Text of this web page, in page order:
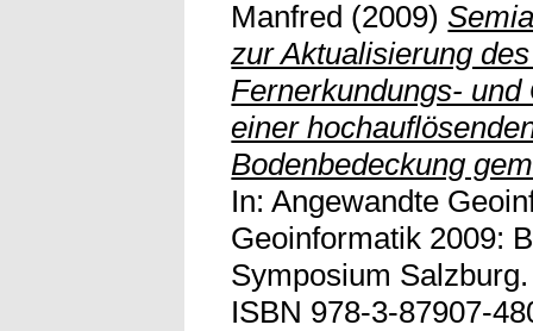
Manfred (2009)
zur Aktualisierung
Fernerkundungs-
einer
Bodenbedeckung
In: Angewandte
Geoinformatik 2009:
Symposium
ISBN 978-3-87907-